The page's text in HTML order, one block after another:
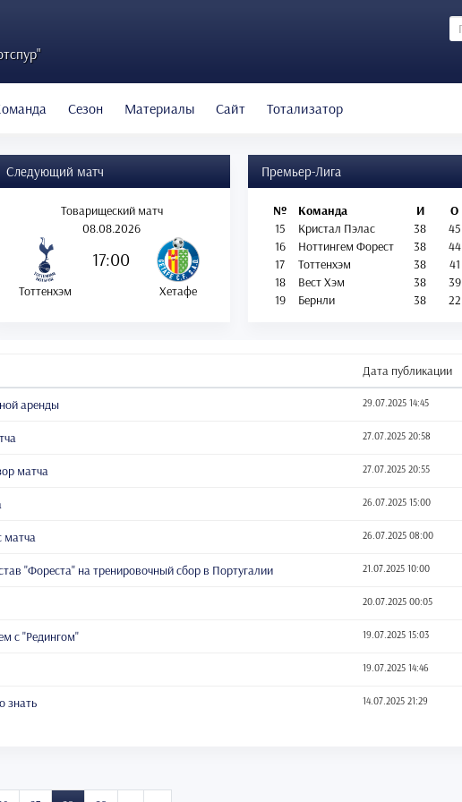
Сезон Материалы Сайт Тотализатор
Следующий матч
Товарищеский матч
08.08.2026
17:00
Тоттенхэм Хетафе
Премьер-Лига
№ Команда И
О
15
Кристал Пэлас 38
45
16
Ноттингем Форест 38
44
17
Тоттенхэм 38
41
18
Вест Хэм 38
39
19
Бернли 38 22
Дата публикации
аренды 29.07.2025 14:45
27.07.2025 20:58
матча 27.07.2025 20:55
26.07.2025 15:00
матча 26.07.2025 08:00
"Фореста" на тренировочный сбор в Португалии 21.07.2025 10:00
20.07.2025 00:05
с "Редингом" 19.07.2025 15:03
19.07.2025 14:46
знать 14.07.2025 21:29